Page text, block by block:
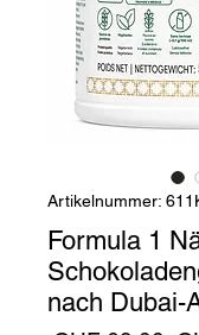
Artikelnummer:
Formula 1
nach Dubai-